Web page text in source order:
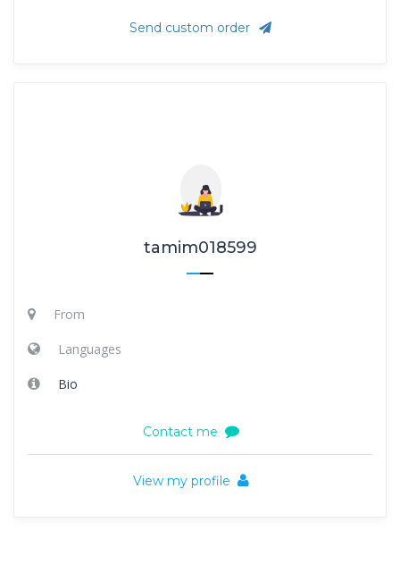
Send custom order
tamim018599
From
Languages
Bio
Contact me
View my profile